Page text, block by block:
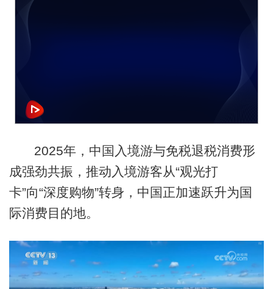
2025年，中国入境游与免税退税消费形
成强劲共振，推动入境游客从“观光打
卡”向“深度购物”转身，中国正加速跃升为国
际消费目的地。